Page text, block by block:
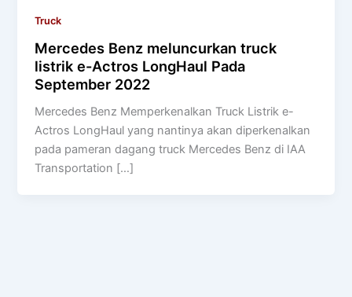
Truck
Mercedes Benz meluncurkan truck
listrik e-Actros LongHaul Pada
September 2022
Mercedes Benz Memperkenalkan Truck Listrik e-
Actros LongHaul yang nantinya akan diperkenalkan
pada pameran dagang truck Mercedes Benz di IAA
Transportation […]